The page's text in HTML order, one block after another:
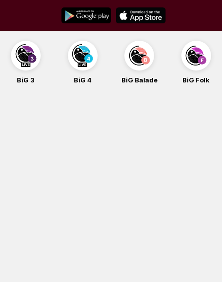
content
BiG 3 BiG 4 BiG Balade BiG Folk